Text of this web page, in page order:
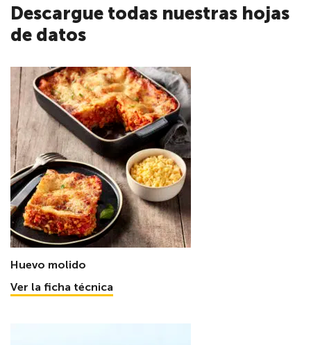
Descargue todas nuestras hojas
de datos
Huevo molido
Ver la ficha técnica